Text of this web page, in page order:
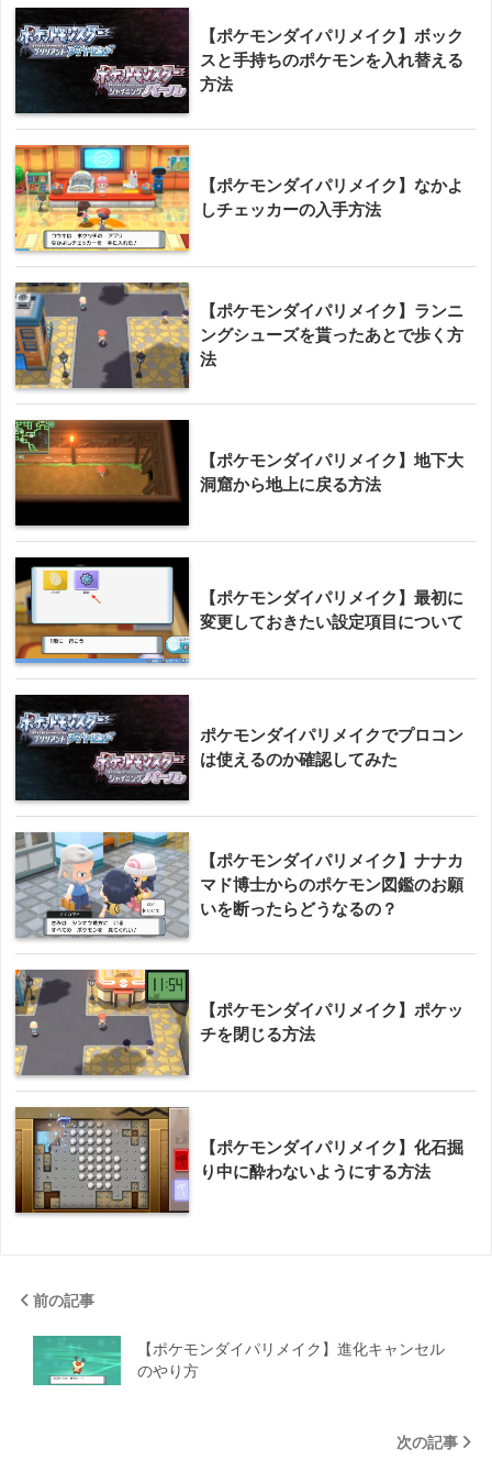
【ポケモンダイパリメイク】ボック
スと手持ちのポケモンを入れ替える
方法
【ポケモンダイパリメイク】なかよ
しチェッカーの入手方法
【ポケモンダイパリメイク】ランニ
ングシューズを貰ったあとで歩く方
法
【ポケモンダイパリメイク】地下大
洞窟から地上に戻る方法
【ポケモンダイパリメイク】最初に
変更しておきたい設定項目について
ポケモンダイパリメイクでプロコン
は使えるのか確認してみた
【ポケモンダイパリメイク】ナナカ
マド博士からのポケモン図鑑のお願
いを断ったらどうなるの？
【ポケモンダイパリメイク】ポケッ
チを閉じる方法
【ポケモンダイパリメイク】化石掘
り中に酔わないようにする方法
前の記事
【ポケモンダイパリメイク】進化キャンセル
のやり方
次の記事